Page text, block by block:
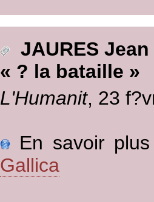
JAURES Jean
« ? la bataille »
L'Humanit, 23
En savoir
Gallica